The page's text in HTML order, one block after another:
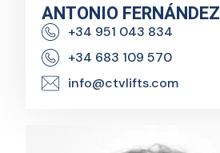
ANTONIO FERNÁNDEZ
+34 951 043 834
+34 683 109 570
info@ctvlifts.com